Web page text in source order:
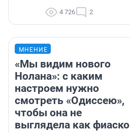
4 726 2
МНЕНИЕ
«Мы видим нового
Нолана»: с каким
настроем нужно
смотреть «Одиссею»,
чтобы она не
выглядела как фиаско